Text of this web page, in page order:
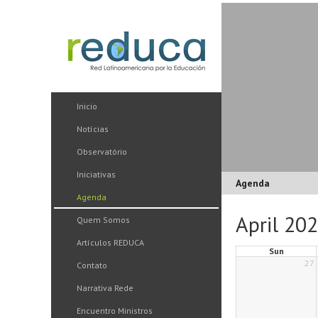
Inicio
Notícias
Observatório
Iniciativas
Agenda
Quem Somos
Artículos REDUCA
Contato
Narrativa Rede
Encuentro Ministros
Agenda
April
Sun
27